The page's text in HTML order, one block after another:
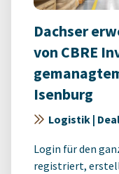
Dachser
von CBRE
Isenburg
Logistik |
Login für den
registriert,